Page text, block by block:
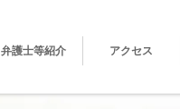
弁護士等紹介 アクセス